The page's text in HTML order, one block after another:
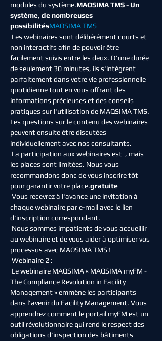
modules du système.MAQSIMA TMS - Un
système, de nombreuses
possibilitésMAQSIMA TMS
non interactifs afin de pouvoir être
facilement suivis entre les deux. D'une durée
de seulement 30 minutes, ils s'intègrent
parfaitement dans votre vie professionnelle
quotidienne tout en vous offrant des
informations précieuses et des conseils
pratiques sur l'utilisation de MAQSIMA TMS.
Les questions sur le contenu des webinaires
peuvent ensuite être discutées
individuellement avec nos consultants.
La participation aux webinaires est , mais
les places sont limitées. Nous vous
recommandons donc de vous inscrire tôt
pour garantir votre place.gratuite
chaque webinaire par e-mail avec le lien
d'inscription correspondant.
au webinaire et de vous aider à optimiser vos
processus avec MAQSIMA TMS !
Webinaire 2 :
The Compliance Revolution in Facility
Management » emmène les participants
dans l'avenir du Facility Management. Vous
apprendrez comment le portail myFM est un
outil révolutionnaire qui rend le respect des
obligations d'inspection des bâtiments